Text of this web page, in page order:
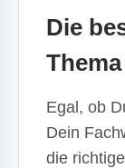
Die
Egal, ob
Dein
die